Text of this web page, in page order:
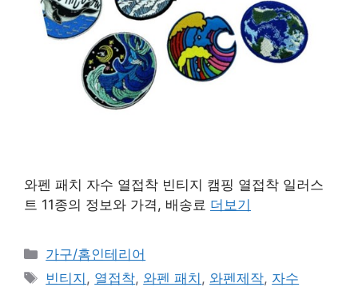
와펜 패치 자수 열접착 빈티지 캠핑 열접착 일러스
트 11종의 정보와 가격, 배송료 더보기
카
테
가구/홈인테리어
태
빈티지 , 열접착, 와펜 패치 , 와펜제작, 자수